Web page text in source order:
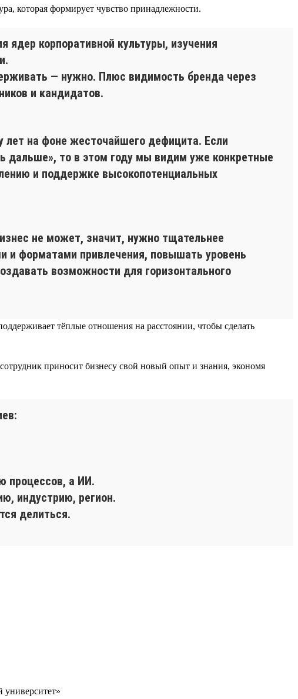
которая формирует чувство принадлежности.
ядер корпоративной культуры, изучения
— нужно. Плюс видимость бренда через
и кандидатов.
лет на фоне жесточайшего дефицита. Если
дальше», то в этом году мы видим уже конкретные
и поддержке высокопотенциальных
не может, значит, нужно тщательнее
и форматами привлечения, повышать уровень
возможности для горизонтального
тёплые отношения на расстоянии, чтобы сделать
приносит бизнесу свой новый опыт и знания, экономя
процессов, а ИИ.
индустрию, регион.
делиться.